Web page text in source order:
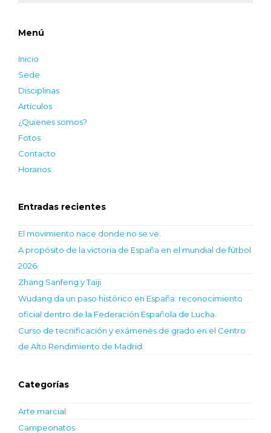
Menú
Inicio
Sede
Disciplinas
Artículos
¿Quienes somos?
Fotos
Contacto
Horarios
Entradas recientes
El movimiento nace donde no se ve.
A propósito de la victoria de España en el mundial de fútbol
2026.
Zhang Sanfeng y Taiji
Wudang da un paso histórico en España: reconocimiento
oficial dentro de la Federación Española de Lucha.
Curso de tecnificación y exámenes de grado en el Centro
de Alto Rendimiento de Madrid.
Categorías
Arte marcial
Campeonatos